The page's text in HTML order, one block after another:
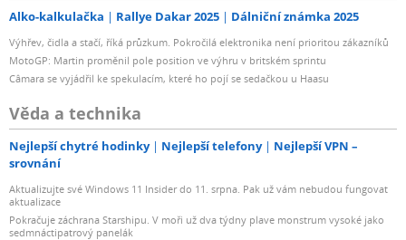
Alko-kalkulačka Rallye Dakar 2025 Dálniční známka 2025
Výhřev, čidla a stačí, říká průzkum. Pokročilá elektronika není prioritou zákazníků
MotoGP: Martin proměnil pole position ve výhru v britském sprintu
Câmara se vyjádřil ke spekulacím, které ho pojí se sedačkou u Haasu
Věda a technika
Nejlepší chytré hodinky Nejlepší telefony
Nejlepší VPN –
srovnání
Aktualizujte své Windows 11 Insider do 11. srpna. Pak už vám nebudou fungovat
aktualizace
Pokračuje záchrana Starshipu. V moři už dva týdny plave monstrum vysoké jako
sedmnáctipatrový panelák